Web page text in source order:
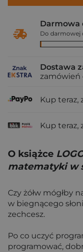
Darmowa
Do darmowej
Dostawa
zamówień
Kup teraz,
Kup teraz,
O książce
matematyki w
Czy żółw mógłby
w biegnącego
zechcesz.
Po co uczyć
programować,